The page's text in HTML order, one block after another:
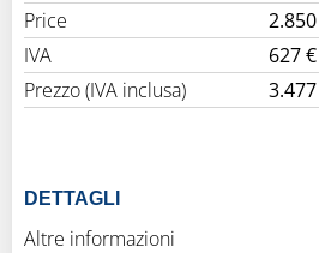
Price
IVA
627 €
Prezzo (IVA inclusa)
DETTAGLI
Altre informazioni